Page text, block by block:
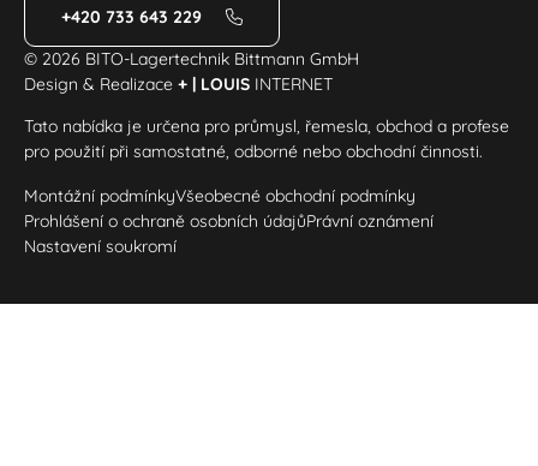
+420 733 643 229
© 2026 BITO-Lagertechnik Bittmann GmbH
Design & Realizace+ | LOUIS INTERNET
Tato nabídka je určena pro průmysl, řemesla, obchod a profese
pro použití při samostatné, odborné nebo obchodní činnosti.
Montážní podmínkyVšeobecné obchodní podmínky
Prohlášení o ochraně osobních údajůPrávní oznámení
Nastavení soukromí